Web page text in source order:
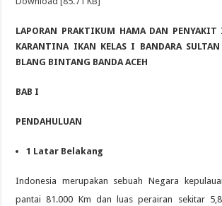
LAPORAN PRAKTIKUM HAMA DAN
KARANTINA IKAN KELAS I BANDARA
BLANG BINTANG BANDA ACEH
BAB I
PENDAHULUAN
1 Latar Belakang
Indonesia merupakan sebuah Negara
pantai 81.000 Km dan luas perairan sekitar